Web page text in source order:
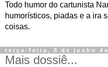
Todo humor do cartunista
humorísticos, piadas e a ira
coisas.
terça-feira, 8 de junho de
Mais dossiê...